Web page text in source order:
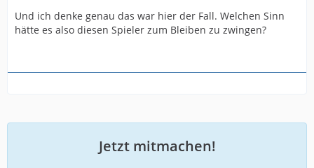
Und ich denke genau das war hier der Fall. Welchen Sinn
hätte es also diesen Spieler zum Bleiben zu zwingen?
Jetzt mitmachen!